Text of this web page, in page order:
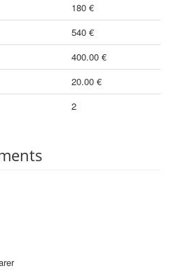
180 €
540 €
400.00 €
20.00 €
2